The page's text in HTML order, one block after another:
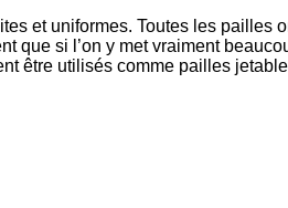
et uniformes. Toutes les pailles
que si l’on y met vraiment
être utilisés comme pailles